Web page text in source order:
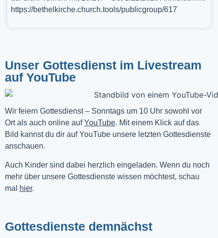
https://bethelkirche.church.tools/publicgroup/617
Unser Gottesdienst im Livestream
auf YouTube
Wir feiern Gottesdienst – Sonntags um 10 Uhr sowohl vor
Ort als auch online auf YouTube. Mit einem Klick auf das
Bild kannst du dir auf YouTube unsere letzten Gottesdienste
anschauen.
Auch Kinder sind dabei herzlich eingeladen. Wenn du noch
mehr über unsere Gottesdienste wissen möchtest, schau
mal
hier.
Gottesdienste demnächst